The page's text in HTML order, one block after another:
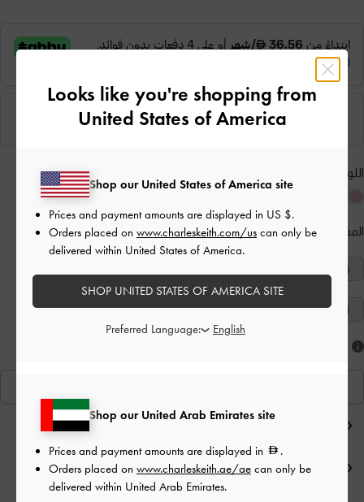
اللون:
المقاس: اختر المقاسدليل المقاسات
34
41
تفاصيل المنتج وتعليمات العناية
Looks like you're shopping from
United States of America
Shop our United Arab Emirates site
Prices and payment amounts are displayed in
.
Orders placed on www.charleskeith.ae/ae can only be
delivered within United Arab Emirates.
Shop our United States of America site
Prices and payment amounts are displayed in US $.
Orders placed on www.charleskeith.com/us can only be
delivered within United States of America.
SHOP UNITED STATES OF AMERICA SITE
Preferred Language: